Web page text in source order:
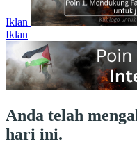
Iklan
Iklan
Anda telah
hari ini.